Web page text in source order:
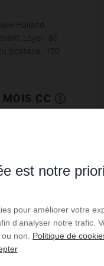
Holland.
Loyer : 80
locataire : 130
CC
est notre
pour améliorer votre
d’analyser notre trafic.
non. Politique de